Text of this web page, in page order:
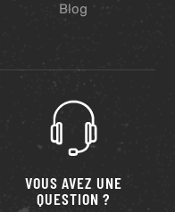
Blog
VOUS AVEZ UNE
QUESTION ?